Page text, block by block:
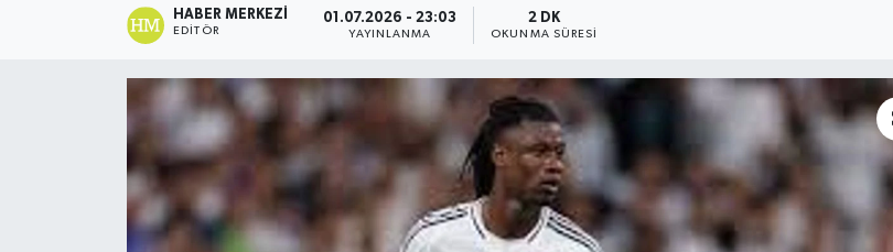
HABER MERKEZI
EDITÖR
01.07.2026 - 23:03
YAYINLANMA
2 DK
OKUNMA SÜRESI
Dursunbey
Edremit
Haber Arşivi